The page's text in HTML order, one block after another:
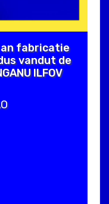
an fabricatie
vandut de
ILFOV